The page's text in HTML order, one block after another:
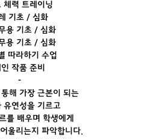
체력 트레이닝
기초 / 심화
용 기초 / 심화
용 기초 / 심화
따라하기 수업
작품 준비
-
해 가장 근본이 되는
유연성을 기르고
를 배우며 학생에게
울리는지 파악합니다.